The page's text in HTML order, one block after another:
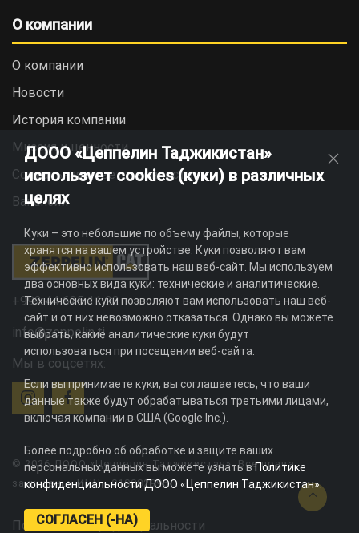
О компании
О компании
Новости
История компании
Миссия и ценности
Социальная ответственность
Вакансии
+992 44 625 11 22
info@zeppelin.tj
Мы в соцсетях:
© 2026 ДООО «Цеппелин Таджикистан». Все права
защищены. ИНН - 010082996
Политика конфиденциальности
ДООО «Цеппелин Таджикистан»
использует cookies (куки) в различных
целях
Куки – это небольшие по объему файлы, которые
хранятся на вашем устройстве. Куки позволяют вам
эффективно использовать наш веб-сайт. Мы используем
два основных вида куки: технические и аналитические.
Технические куки позволяют вам использовать наш веб-
сайт и от них невозможно отказаться. Однако вы можете
выбрать, какие аналитические куки будут
использоваться при посещении веб-сайта.
Если вы принимаете куки, вы соглашаетесь, что ваши
данные также будут обрабатываться третьими лицами,
включая компании в США (Google Inc.).
Более подробно об обработке и защите ваших
персональных данных вы можете узнать вПолитике
конфиденциальности ДООО «Цеппелин Таджикистан».
СОГЛАСЕН (-НА)